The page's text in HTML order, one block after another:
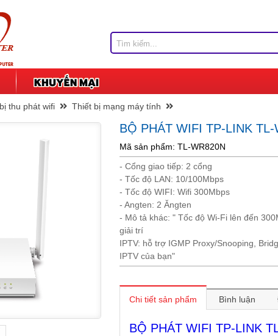
thu phát wifi Thiết bị mạng máy tính
BỘ PHÁT WIFI TP-LINK
Mã sản phẩm: TL-WR820N
- Cổng giao tiếp: 2 cổng
- Tốc độ LAN: 10/100Mbps
- Tốc độ WIFI: Wifi 300Mbps
- Angten: 2 Ăngten
- Mô tả khác: " Tốc độ Wi-Fi lên đến
giải trí
IPTV: hỗ trợ IGMP Proxy/Snooping,
IPTV của bạn"
Chi tiết sản phẩm Bình luận
BỘ PHÁT WIFI TP-LINK